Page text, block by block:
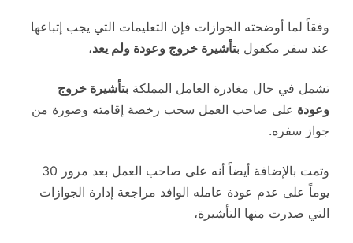
وفقاً لما أوضحته الجوازات فإن التعليمات التي يجب إتباعها
عند سفر مكفول بتأشيرة خروج وعودة ولم يعد،
تشمل في حال مغادرة العامل المملكة بتأشيرة خروج
وعودة على صاحب العمل سحب رخصة إقامته وصورة من
جواز سفره.
وتمت بالإضافة أيضاً أنه على صاحب العمل بعد مرور 30
يوماً على عدم عودة عامله الوافد مراجعة إدارة الجوازات
التي صدرت منها التأشيرة،